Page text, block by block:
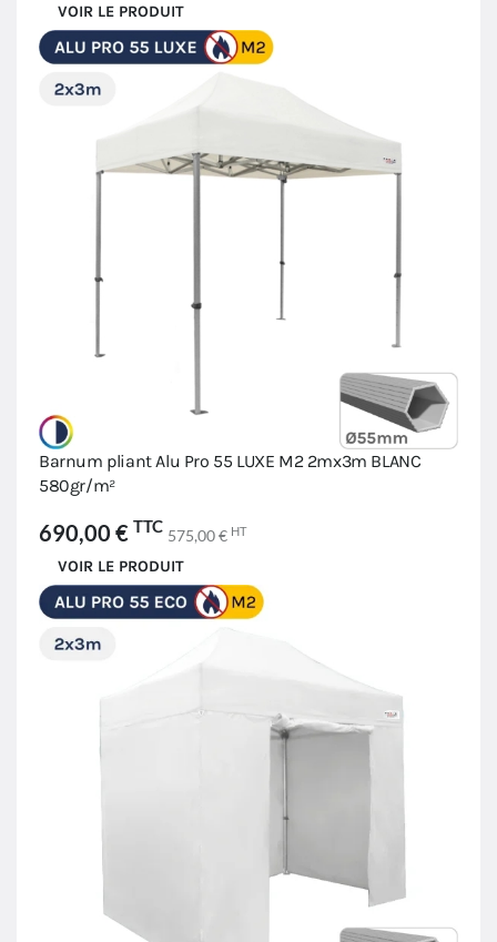
VOIR LE PRODUIT
Barnum pliant Alu Pro 55 LUXE M2 2mx3m BLANC
580gr/m²
690,00 € TTC 575,00 € HT
VOIR LE PRODUIT